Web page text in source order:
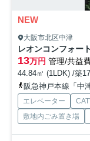
NEW
大阪市北区中津
レオンコンフォー
13万円 管理/共益
44.84㎡ (1LDK) /築
阪急神戸本線「中
エレベーター
敷地内ごみ置き場